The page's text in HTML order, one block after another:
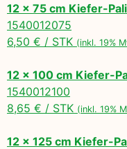
12 x 75 cm Kiefer-
1540012075
6,50 € / STK (inkl. 19%
12 x 100 cm Kiefer-
1540012100
8,65 € / STK (inkl. 19%
12 x 125 cm Kiefer-